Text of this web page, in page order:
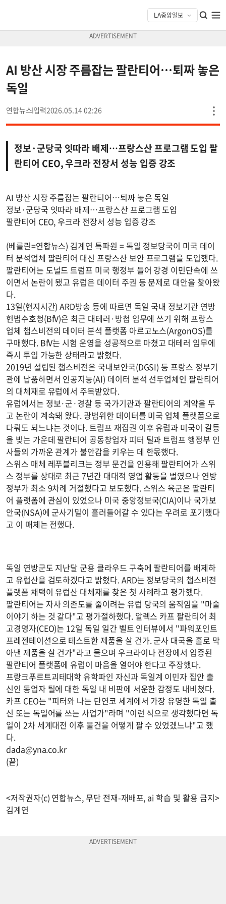
AI 방산 시장 주름잡는 팔란티어…퇴짜 놓은
독일
연합뉴스 2026.05.14 02:26
정보·군당국 잇따라 배제…프랑스산 프로그램 도입 팔
란티어 CEO, 우크라 전장서 성능 입증 강조
AI 방산 시장 주름잡는 팔란티어…퇴짜 놓은 독일
정보·군당국 잇따라 배제…프랑스산 프로그램 도입
팔란티어 CEO, 우크라 전장서 성능 입증 강조
(베를린=연합뉴스) 김계연 특파원 = 독일 정보당국이 미국 데이
터 분석업체 팔란티어 대신 프랑스산 보안 프로그램을 도입했다.
팔란티어는 도널드 트럼프 미국 행정부 들어 강경 이민단속에 쓰
이면서 논란이 됐고 유럽은 데이터 주권 등 문제로 대안을 찾아왔
다.
13일(현지시간) ARD방송 등에 따르면 독일 국내 정보기관 연방
헌법수호청(BfV)은 최근 대테러·방첩 임무에 쓰기 위해 프랑스
업체 챕스비전의 데이터 분석 플랫폼 아르고노스(ArgonOS)를
구매했다. BfV는 시험 운영을 성공적으로 마쳤고 대테러 임무에
즉시 투입 가능한 상태라고 밝혔다.
2019년 설립된 챕스비전은 국내보안국(DGSI) 등 프랑스 정부기
관에 납품하면서 인공지능(AI) 데이터 분석 선두업체인 팔란티어
의 대체재로 유럽에서 주목받았다.
유럽에서는 정보·군·경찰 등 국가기관과 팔란티어의 계약을 두
고 논란이 계속돼 왔다. 광범위한 데이터를 미국 업체 플랫폼으로
다뤄도 되느냐는 것이다. 트럼프 재집권 이후 유럽과 미국이 갈등
을 빚는 가운데 팔란티어 공동창업자 피터 틸과 트럼프 행정부 인
사들의 가까운 관계가 불안감을 키우는 데 한몫했다.
스위스 매체 레푸블리크는 정부 문건을 인용해 팔란티어가 스위
스 정부를 상대로 최근 7년간 대대적 영업 활동을 벌였으나 연방
정부가 최소 9차례 거절했다고 보도했다. 스위스 육군은 팔란티
어 플랫폼에 관심이 있었으나 미국 중앙정보국(CIA)이나 국가보
안국(NSA)에 군사기밀이 흘러들어갈 수 있다는 우려로 포기했다
고 이 매체는 전했다.
독일 연방군도 지난달 군용 클라우드 구축에 팔란티어를 배제하
고 유럽산을 검토하겠다고 밝혔다. ARD는 정보당국의 챕스비전
플랫폼 채택이 유럽산 대체재를 찾은 첫 사례라고 평가했다.
팔란티어는 자사 의존도를 줄이려는 유럽 당국의 움직임을 "마술
이야기 하는 것 같다"고 평가절하했다. 알렉스 카프 팔란티어 최
고경영자(CEO)는 12일 독일 일간 벨트 인터뷰에서 "파워포인트
프레젠테이션으로 테스트한 제품을 살 건가. 군사 대국을 홀로 막
아낸 제품을 살 건가"라고 물으며 우크라이나 전장에서 입증된
팔란티어 플랫폼에 유럽이 마음을 열어야 한다고 주장했다.
프랑크푸르트괴테대학 유학파인 자신과 독일계 이민자 집안 출
신인 동업자 틸에 대한 독일 내 비판에 서운한 감정도 내비쳤다.
카프 CEO는 "피터와 나는 단연코 세계에서 가장 유명한 독일 출
신 또는 독일어를 쓰는 사업가"라며 "이런 식으로 생각했다면 독
일이 2차 세계대전 이후 물건을 어떻게 팔 수 있었겠느냐"고 했
다.
dada@yna.co.kr
(끝)
<저작권자(c) 연합뉴스, 무단 전재-재배포, ai 학습 및 활용 금지>
김계연